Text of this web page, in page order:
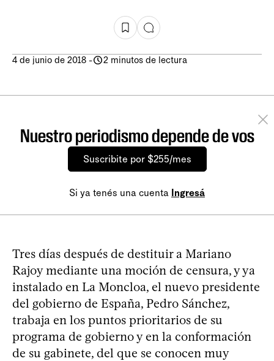
4 de junio de 2018 - 2 minutos de lectura
Nuestro periodismo depende de vos
Suscribite por $255/mes
Si ya tenés una cuenta Ingresá
Tres días después de destituir a Mariano
Rajoy mediante una moción de censura, y ya
instalado en La Moncloa, el nuevo presidente
del gobierno de España, Pedro Sánchez,
trabaja en los puntos prioritarios de su
programa de gobierno y en la conformación
de su gabinete, del que se conocen muy